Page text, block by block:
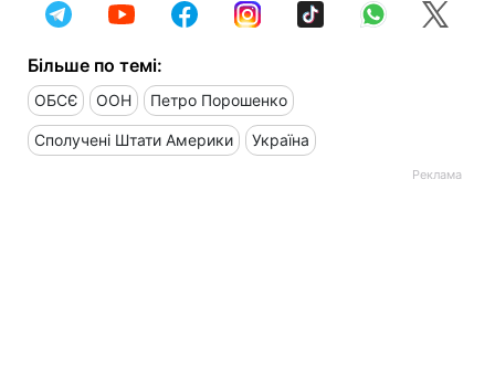
Більше по темі:
ОБСЄ ООН Петро Порошенко
Сполучені Штати Америки Україна